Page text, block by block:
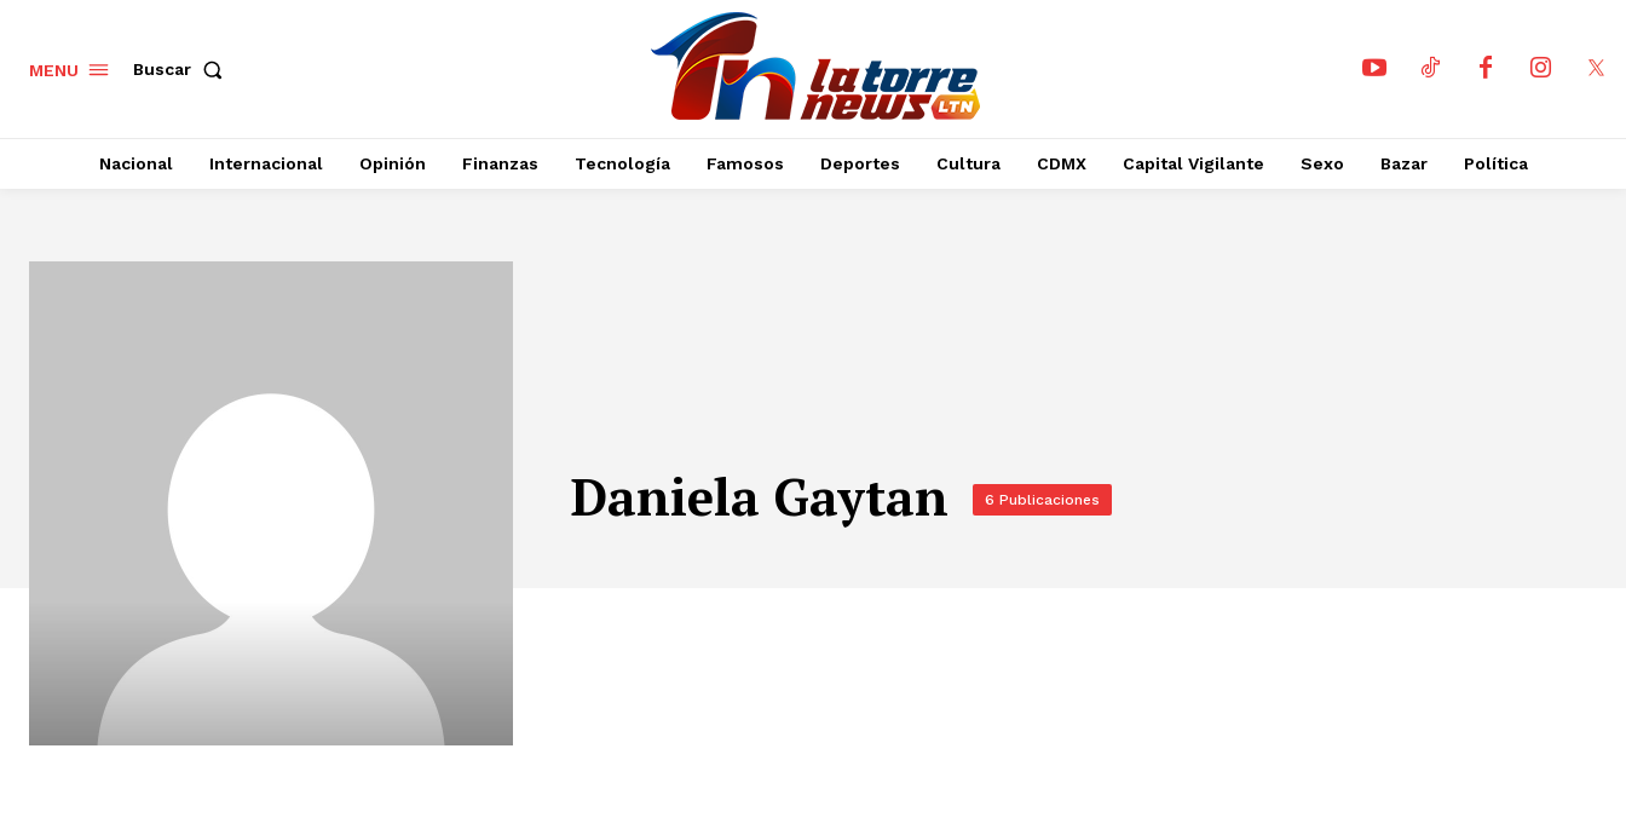
MENU Buscar
Nacional Internacional Opinión Finanzas Tecnología Famosos Deportes Cultura CDMX Capital Vigilante Sexo Bazar Política
Daniela Gaytan 6 Publicaciones